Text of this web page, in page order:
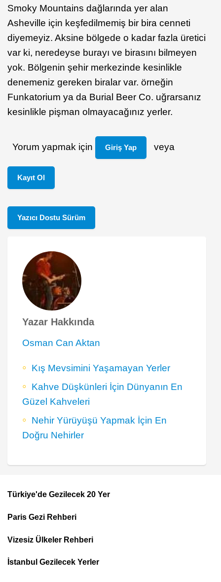
Smoky Mountains dağlarında yer alan
Asheville için keşfedilmemiş bir bira cenneti
diyemeyiz. Aksine bölgede o kadar fazla üretici
var ki, neredeyse burayı ve birasını bilmeyen
yok. Bölgenin şehir merkezinde kesinlikle
denemeniz gereken biralar var. örneğin
Funkatorium ya da Burial Beer Co. uğrarsanız
kesinlikle pişman olmayacağınız yerler.
Yorum yapmak için Giriş Yap veya
Kayıt Ol
Yazıcı Dostu Sürüm
Yazar Hakkında
Osman Can Aktan
Kış Mevsimini Yaşamayan Yerler
Kahve Düşkünleri İçin Dünyanın En
Güzel Kahveleri
Nehir Yürüyüşü Yapmak İçin En
Doğru Nehirler
Top
Menu
Türkiye'de Gezilecek 20 Yer
Paris Gezi Rehberi
Vizesiz Ülkeler Rehberi
İstanbul Gezilecek Yerler